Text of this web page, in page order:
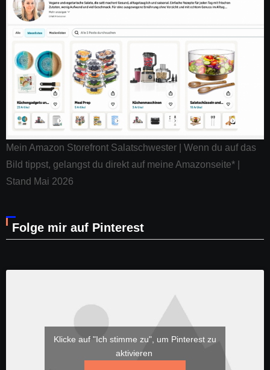
Mein Amazon Storefront Salatschwester | Wenn du auf das
Bild tippst, gelangst du direkt auf meine Amazonseite* |
Stand Mai 2026
Folge mir auf Pinterest
Klicke auf "Ich stimme zu", um Pinterest zu
aktivieren